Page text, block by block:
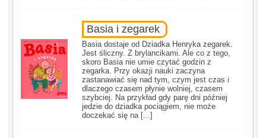
Basia i zegarek
Basia dostaje od Dziadka Henryka zegarek.
Jest śliczny. Z brylancikami. Ale co z tego,
skoro Basia nie umie czytać godzin z
zegarka. Przy okazji nauki zaczyna
zastanawiać się nad tym, czym jest czas i
dlaczego czasem płynie wolniej, czasem
szybciej. Na przykład gdy parę dni później
jedzie do dziadka pociągiem, nie może
doczekać się na [...]